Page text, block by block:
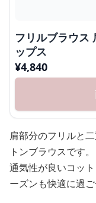
フリルブラウス
ップス
¥4,840
肩部分のフリルと
トンブラウスです。
通気性が良いコッ
ーズンも快適に過ご